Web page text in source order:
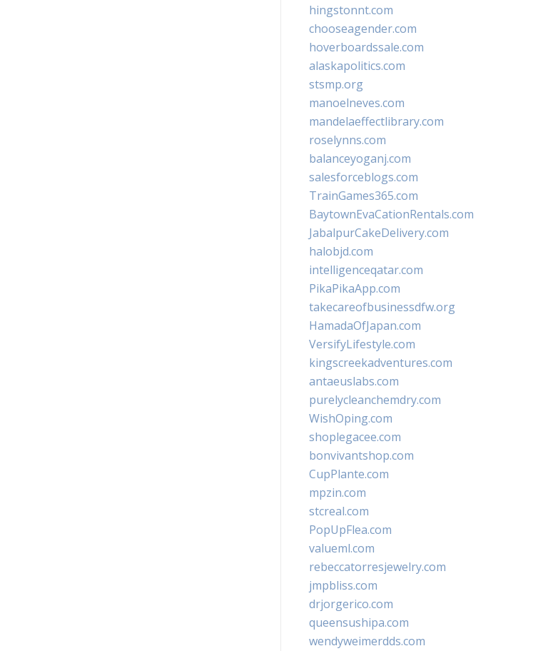
hingstonnt.com
chooseagender.com
hoverboardssale.com
alaskapolitics.com
stsmp.org
manoelneves.com
mandelaeffectlibrary.com
roselynns.com
balanceyoganj.com
salesforceblogs.com
TrainGames365.com
BaytownEvaCationRentals.com
JabalpurCakeDelivery.com
halobjd.com
intelligenceqatar.com
PikaPikaApp.com
takecareofbusinessdfw.org
HamadaOfJapan.com
VersifyLifestyle.com
kingscreekadventures.com
antaeuslabs.com
purelycleanchemdry.com
WishOping.com
shoplegacee.com
bonvivantshop.com
CupPlante.com
mpzin.com
stcreal.com
PopUpFlea.com
valueml.com
rebeccatorresjewelry.com
jmpbliss.com
drjorgerico.com
queensushipa.com
wendyweimerdds.com